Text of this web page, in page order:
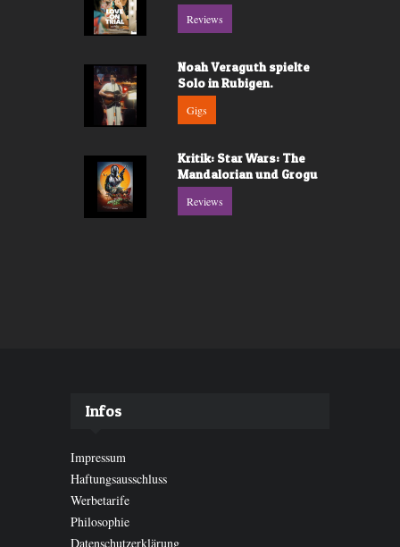
Reviews
Noah Veraguth spielte
Solo in Rubigen.
Gigs
Kritik: Star Wars: The
Mandalorian und Grogu
Reviews
Infos
Impressum
Haftungsausschluss
Werbetarife
Philosophie
Datenschutzerklärung